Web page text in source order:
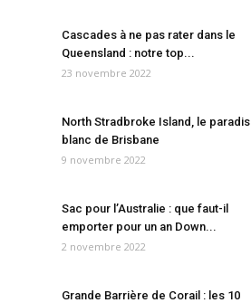
Cascades à ne pas rater dans le
Queensland : notre top...
23 novembre 2022
North Stradbroke Island, le paradis
blanc de Brisbane
9 novembre 2022
Sac pour l’Australie : que faut-il
emporter pour un an Down...
2 novembre 2022
Grande Barrière de Corail : les 10